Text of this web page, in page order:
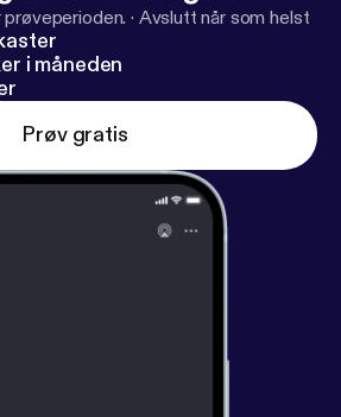
· Avslutt når som helst
i måneden
Prøv gratis